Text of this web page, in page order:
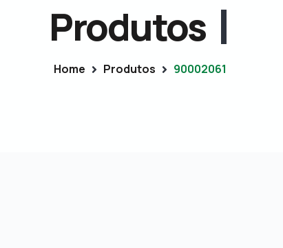
Produtos
Home Produtos 90002061